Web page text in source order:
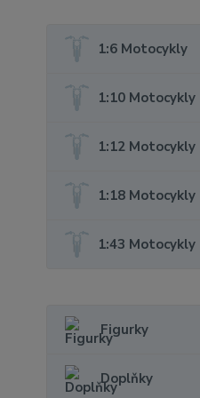
1:6 Motocykly
1:10 Motocykly
1:12 Motocykly
1:18 Motocykly
1:43 Motocykly
Figurky
Doplňky